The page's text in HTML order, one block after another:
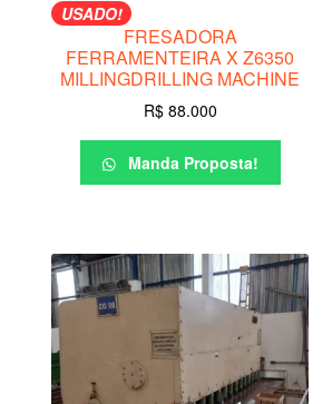
USADO!
FRESADORA
FERRAMENTEIRA X Z6350
MILLINGDRILLING MACHINE
R$88.000
Manda Proposta!